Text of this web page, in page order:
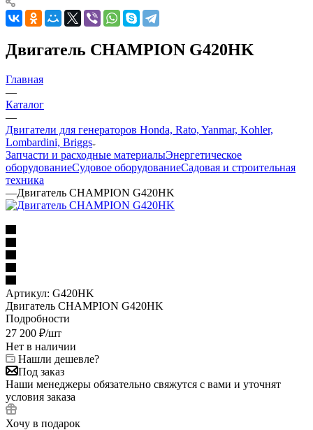
Двигатель CHAMPION G420HK
Главная
—
Каталог
—
Двигатели для генераторов Honda, Rato, Yanmar, Kohler,
Lombardini, Briggs
Запчасти и расходные материалыЭнергетическое
оборудованиеСудовое оборудованиеСадовая и строительная
техника
—Двигатель CHAMPION G420HK
Артикул: G420HK
Двигатель CHAMPION G420HK
Подробности
27 200 ₽/шт
Нет в наличии
Нашли дешевле?
Под заказ
Наши менеджеры обязательно свяжутся с вами и уточнят
условия заказа
Хочу в подарок